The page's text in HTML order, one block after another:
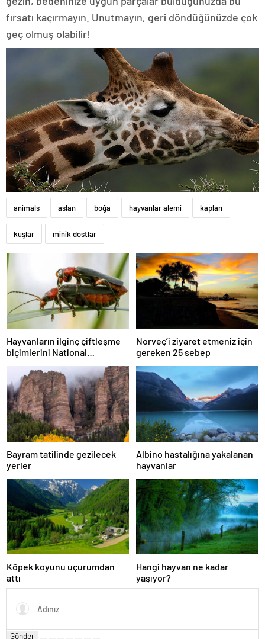
fırsatı kaçırmayın. Unutmayın, geri döndüğünüzde çok
geç olmuş olabilir!
animals aslan boğa hayvanlar alemi kaplan
kuşlar minik dostlar
Hayvanların ilginç çiftleşme
biçimlerini National
Geographic görüntüledi.
Norveç’i ziyaret etmeniz için
gereken 25 sebep
Bayram tatilinde gezilecek
yerler
Albino hastalığına yakalanan
hayvanlar
Köpek koyunu uçurumdan
attı
Hangi hayvan ne kadar
yaşıyor?
Gönder